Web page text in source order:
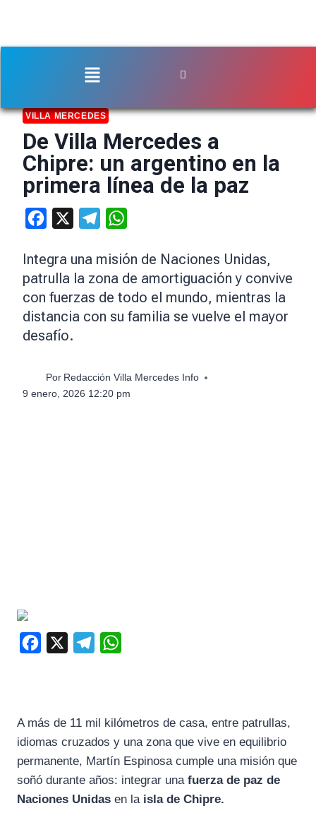
VILLA MERCEDES
De Villa Mercedes a
Chipre: un argentino en la
primera línea de la paz
Facebook Telegram
Integra una misión de Naciones Unidas,
patrulla la zona de amortiguación y convive
con fuerzas de todo el mundo, mientras la
distancia con su familia se vuelve el mayor
desafío.
Por Redacción Villa Mercedes Info
9 enero, 2026 12:20 pm
b
o
g
r
s
A
A más de 11 mil kilómetros de casa, entre patrullas,
idiomas cruzados y una zona que vive en equilibrio
permanente, Martín Espinosa cumple una misión que
soñó durante años: integrar unafuerza de paz de
Naciones Unidas en laisla de Chipre.